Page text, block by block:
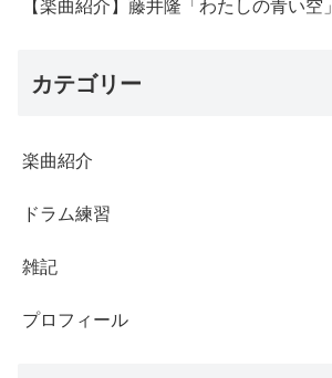
カテゴリー
楽曲紹介
ドラム練習
雑記
プロフィール